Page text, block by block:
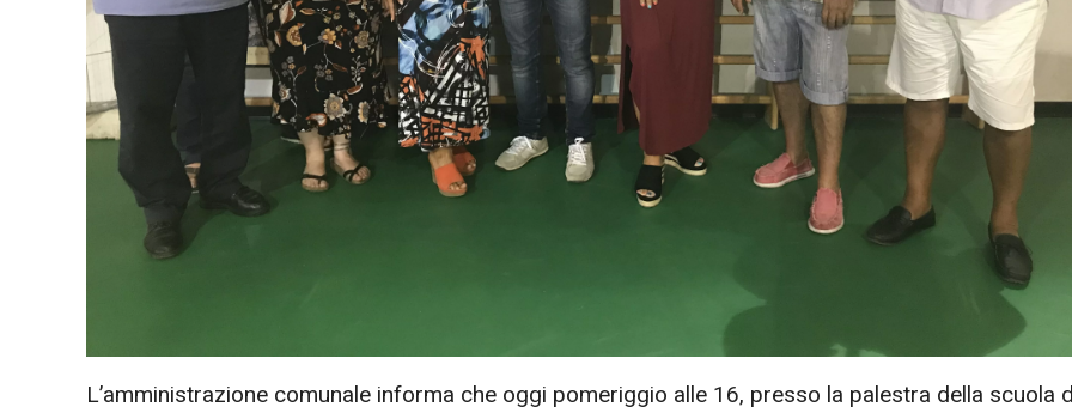
L’amministrazione comunale informa che oggi pomeriggio alle 16, presso la palestra della scuola